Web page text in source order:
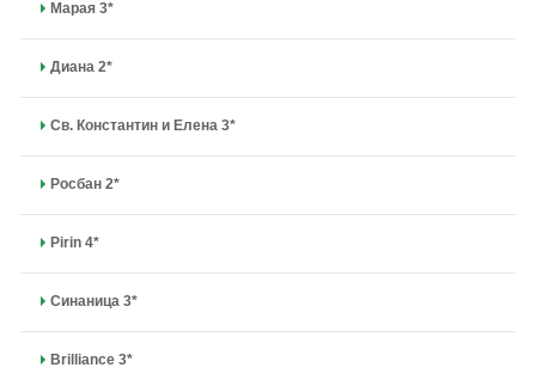
Марая 3*
Диана 2*
Св. Константин и Елена 3*
Росбан 2*
Pirin 4*
Синаница 3*
Brilliance 3*